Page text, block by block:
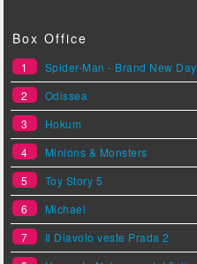
Box Office
1
Spider-Man - Brand New Day
2
Odissea
3
Hokum
4
Minions & Monsters
5
Toy Story 5
6
Michael
7
Il Diavolo veste Prada 2